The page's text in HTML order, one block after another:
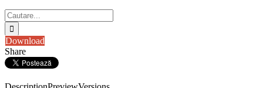
Cautare...
Download
Share